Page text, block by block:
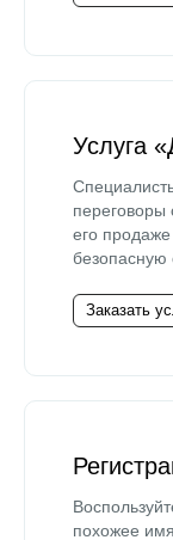
Услуга
его
безопасную
Заказать
похожее